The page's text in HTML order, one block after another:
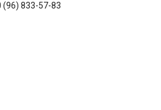
(96) 833-57-83